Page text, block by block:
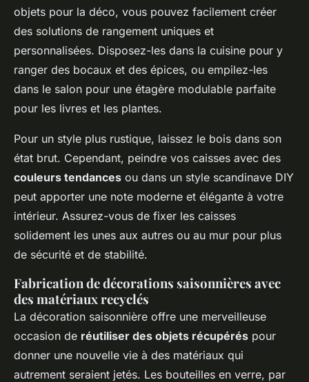
objets pour la déco, vous pouvez facilement créer
des solutions de rangement uniques et
personnalisées. Disposez-les dans la cuisine pour y
ranger des bocaux et des épices, ou empilez-les
dans le salon pour une étagère modulable parfaite
pour les livres et les plantes.
Pour un style plus rustique, laissez le bois dans son
état brut. Cependant, peindre vos caisses avec des
couleurs tendances ou dans un style scandinave DIY
peut apporter une note moderne et élégante à votre
intérieur. Assurez-vous de fixer les caisses
solidement les unes aux autres ou au mur pour plus
de sécurité et de stabilité.
Fabrication de décorations saisonnières avec
des matériaux recyclés
La décoration saisonnière offre une merveilleuse
occasion de réutiliser des objets récupérés pour
donner une nouvelle vie à des matériaux qui
autrement seraient jetés. Les bouteilles en verre, par